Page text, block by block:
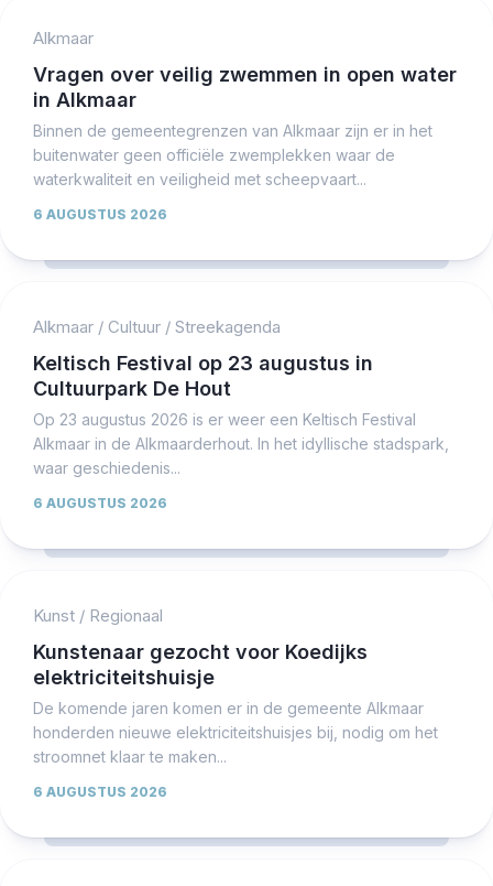
Alkmaar
Vragen over veilig zwemmen in open water
in Alkmaar
Binnen de gemeentegrenzen van Alkmaar zijn er in het
buitenwater geen officiële zwemplekken waar de
waterkwaliteit en veiligheid met scheepvaart...
6 AUGUSTUS 2026
Alkmaar / Cultuur / Streekagenda
Keltisch Festival op 23 augustus in
Cultuurpark De Hout
Op 23 augustus 2026 is er weer een Keltisch Festival
Alkmaar in de Alkmaarderhout. In het idyllische stadspark,
waar geschiedenis...
6 AUGUSTUS 2026
Kunst / Regionaal
Kunstenaar gezocht voor Koedijks
elektriciteitshuisje
De komende jaren komen er in de gemeente Alkmaar
honderden nieuwe elektriciteitshuisjes bij, nodig om het
stroomnet klaar te maken...
6 AUGUSTUS 2026